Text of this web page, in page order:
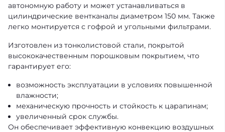
автономную работу и может устанавливаться в
цилиндрические вентканалы диаметром 150 мм. Также
легко монтируется с гофрой и угольными фильтрами.
Изготовлен из тонколистовой стали, покрытой
высококачественным порошковым покрытием, что
гарантирует его:
возможность эксплуатации в условиях повышенной
влажности;
механическую прочность и стойкость к царапинам;
увеличенный срок службы.
Он обеспечивает эффективную конвекцию воздушных